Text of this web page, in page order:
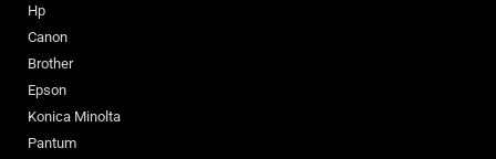
Hp
Canon
Brother
Epson
Konica Minolta
Pantum